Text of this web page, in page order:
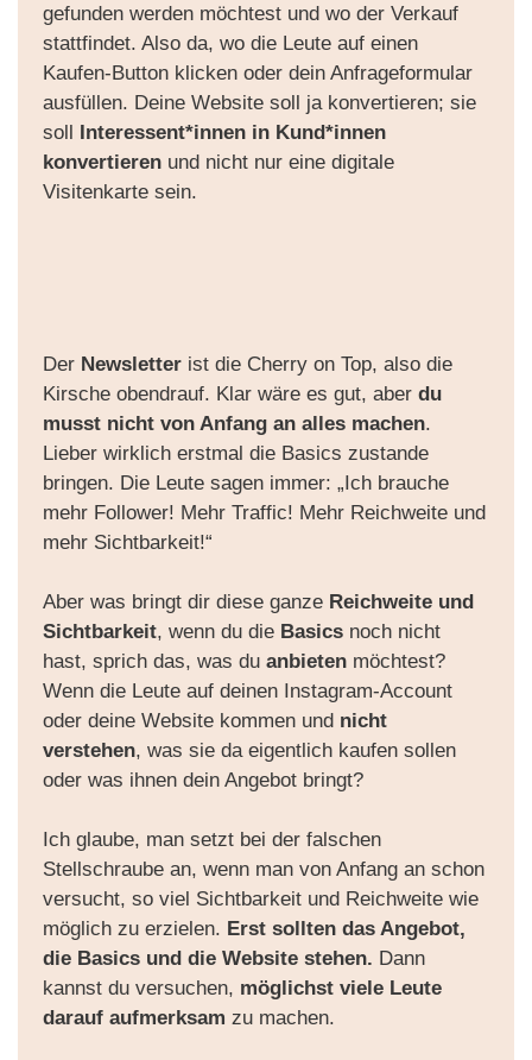
gefunden werden möchtest und wo der Verkauf
stattfindet. Also da, wo die Leute auf einen
Kaufen-Button klicken oder dein Anfrageformular
ausfüllen. Deine Website soll ja konvertieren; sie
soll Interessent*innen in Kund*innen
konvertieren und nicht nur eine digitale
Visitenkarte sein.
Der Newsletter ist die Cherry on Top, also die
Kirsche obendrauf. Klar wäre es gut, aberdu
musst nicht von Anfang an alles machen.
Lieber wirklich erstmal die Basics zustande
bringen. Die Leute sagen immer: „Ich brauche
mehr Follower! Mehr Traffic! Mehr Reichweite und
mehr Sichtbarkeit!“
Aber was bringt dir diese ganze Reichweite und
Sichtbarkeit, wenn du die Basics noch nicht
hast, sprich das, was duanbieten möchtest?
Wenn die Leute auf deinen Instagram-Account
oder deine Website kommen und nicht
verstehen, was sie da eigentlich kaufen sollen
oder was ihnen dein Angebot bringt?
Ich glaube, man setzt bei der falschen
Stellschraube an, wenn man von Anfang an schon
versucht, so viel Sichtbarkeit und Reichweite wie
möglich zu erzielen. Erst sollten das Angebot,
die Basics und die Website stehen. Dann
kannst du versuchen, möglichst viele Leute
darauf aufmerksam zu machen.